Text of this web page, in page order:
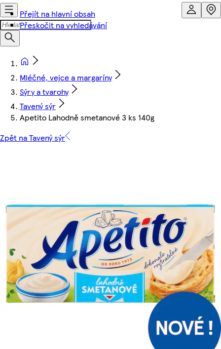
Přejít na hlavní obsah
Přeskočit na vyhledávání
Mléčné, vejce a margaríny
Sýry a tvarohy
Tavený sýr
Apetito Lahodně smetanové 3 ks 140g
Zpět na Tavený sýr